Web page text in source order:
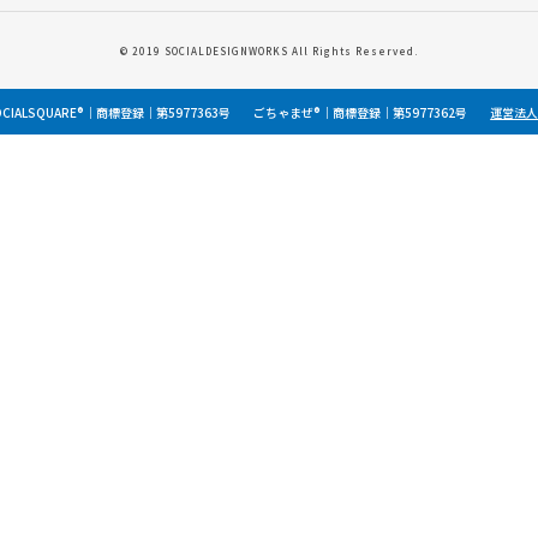
© 2019 SOCIALDESIGNWORKS All Rights Reserved.
｜商標登録｜第5977363号 ごちゃまぜ®｜商標登録｜第5977362号 運営法